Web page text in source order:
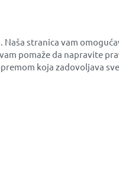
stranica vam
pomaže da napravite
koja zadovoljava